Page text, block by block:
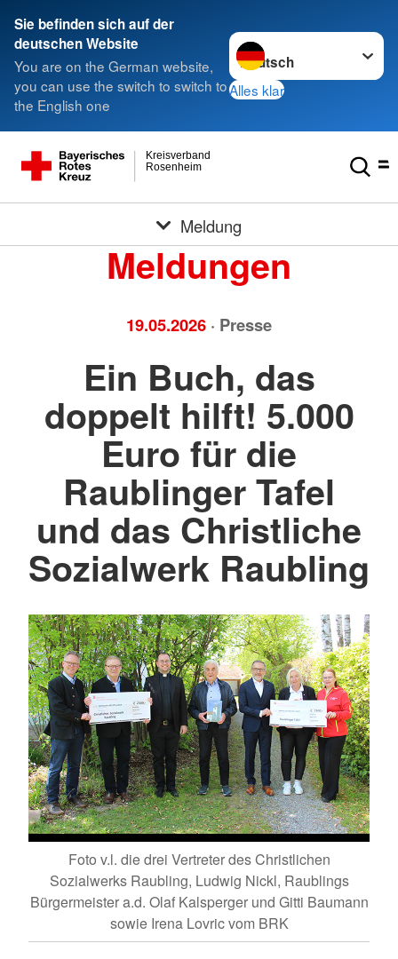
Sie befinden sich auf der
deutschen Website
You are on the German website,
you can use the switch to switch to
the English one
Sprache wechseln zu
Alles klar
Rosenheim
Kreisverband
Meldung
Meldungen
19.05.2026 · Presse
Ein Buch, das
doppelt hilft! 5.000
Euro für die
Raublinger Tafel
und das Christliche
Sozialwerk Raubling
Foto v.l. die drei Vertreter des Christlichen
Sozialwerks Raubling, Ludwig Nickl, Raublings
Bürgermeister a.d. Olaf Kalsperger und Gitti Baumann
sowie Irena Lovric vom BRK